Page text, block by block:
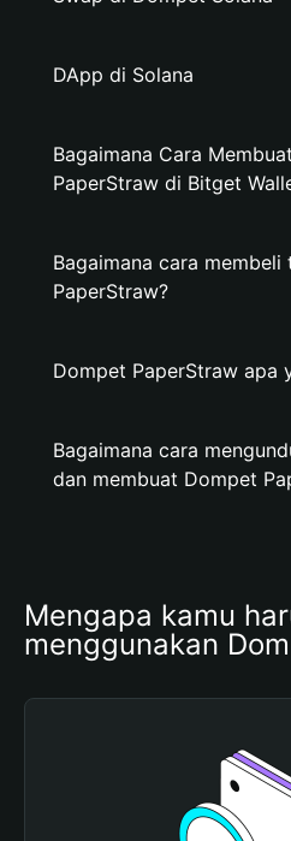
DApp di Solana
Bagaimana Cara
PaperStraw di Bitget
Bagaimana cara membeli
PaperStraw?
Dompet PaperStraw apa
Bagaimana cara
dan membuat Dompet
Mengapa kamu
menggunakan